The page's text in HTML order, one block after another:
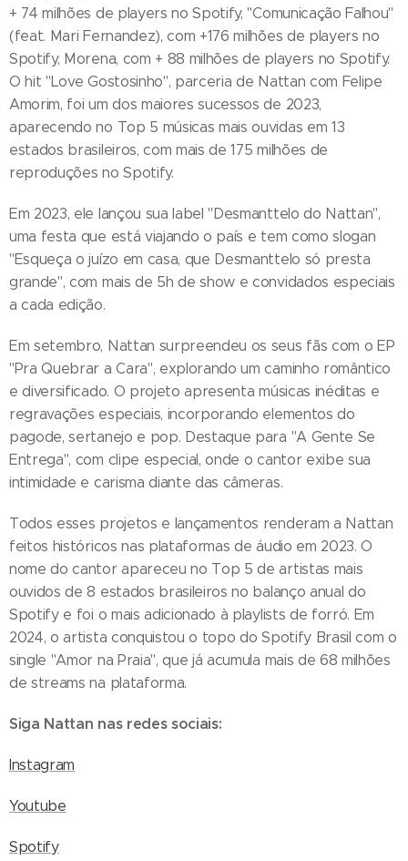
+ 74 milhões de players no Spotify, "Comunicação Falhou"
(feat. Mari Fernandez), com +176 milhões de players no
Spotify, Morena, com + 88 milhões de players no Spotify.
O hit "Love Gostosinho", parceria de Nattan com Felipe
Amorim, foi um dos maiores sucessos de 2023,
aparecendo no Top 5 músicas mais ouvidas em 13
estados brasileiros, com mais de 175 milhões de
reproduções no Spotify.
Em 2023, ele lançou sua label "Desmanttelo do Nattan",
uma festa que está viajando o país e tem como slogan
"Esqueça o juízo em casa, que Desmanttelo só presta
grande", com mais de 5h de show e convidados especiais
a cada edição.
Em setembro, Nattan surpreendeu os seus fãs com o EP
"Pra Quebrar a Cara", explorando um caminho romântico
e diversificado. O projeto apresenta músicas inéditas e
regravações especiais, incorporando elementos do
pagode, sertanejo e pop. Destaque para "A Gente Se
Entrega", com clipe especial, onde o cantor exibe sua
intimidade e carisma diante das câmeras.
Todos esses projetos e lançamentos renderam a Nattan
feitos históricos nas plataformas de áudio em 2023. O
nome do cantor apareceu no Top 5 de artistas mais
ouvidos de 8 estados brasileiros no balanço anual do
Spotify e foi o mais adicionado à playlists de forró. Em
2024, o artista conquistou o topo do Spotify Brasil com o
single "Amor na Praia", que já acumula mais de 68 milhões
de streams na plataforma.
Siga Nattan nas redes sociais:
Instagram
Youtube
Spotify